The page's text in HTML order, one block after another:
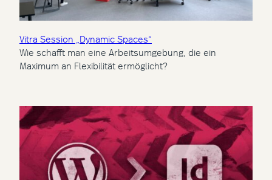
Vitra Session „Dynamic Spaces“
Wie schafft man eine Arbeitsumgebung, die ein
Maximum an Flexibilität ermöglicht?